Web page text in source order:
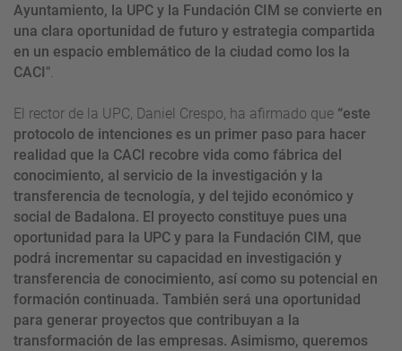
Ayuntamiento, la UPC y la Fundación CIM se convierte en
una clara oportunidad de futuro y estrategia compartida
en un espacio emblemático de la ciudad como los la
CACI".
El rector de la UPC, Daniel Crespo, ha afirmado que “este
protocolo de intenciones es un primer paso para hacer
realidad que la CACI recobre vida como fábrica del
conocimiento, al servicio de la investigación y la
transferencia de tecnología, y del tejido económico y
social de Badalona. El proyecto constituye pues una
oportunidad para la UPC y para la Fundación CIM, que
podrá incrementar su capacidad en investigación y
transferencia de conocimiento, así como su potencial en
formación continuada. También será una oportunidad
para generar proyectos que contribuyan a la
transformación de las empresas. Asimismo, queremos